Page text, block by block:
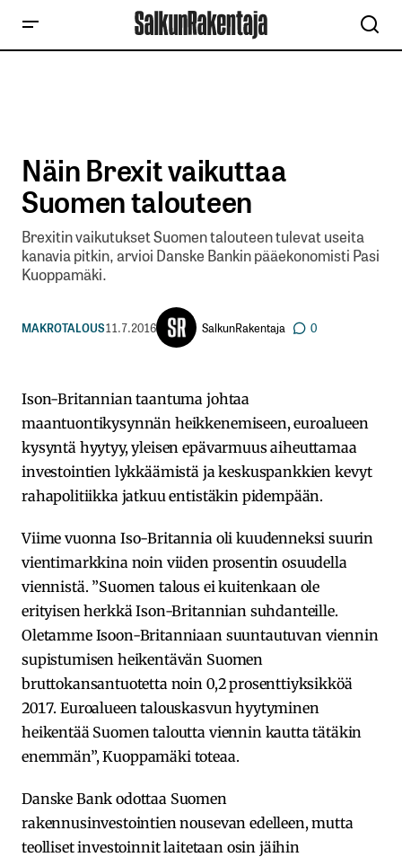
Näin Brexit vaikuttaa
Suomen talouteen
Brexitin vaikutukset Suomen talouteen tulevat useita
kanavia pitkin, arvioi Danske Bankin pääekonomisti Pasi
Kuoppamäki.
MAKROTALOUS11.7.2016 SalkunRakentaja 0
Ison-Britannian taantuma johtaa
maantuontikysynnän heikkenemiseen, euroalueen
kysyntä hyytyy, yleisen epävarmuus aiheuttamaa
investointien lykkäämistä ja keskuspankkien kevyt
rahapolitiikka jatkuu entistäkin pidempään.
Viime vuonna Iso-Britannia oli kuudenneksi suurin
vientimarkkina noin viiden prosentin osuudella
viennistä. ”Suomen talous ei kuitenkaan ole
erityisen herkkä Ison-Britannian suhdanteille.
Oletamme Isoon-Britanniaan suuntautuvan viennin
supistumisen heikentävän Suomen
bruttokansantuotetta noin 0,2 prosenttiyksikköä
2017. Euroalueen talouskasvun hyytyminen
heikentää Suomen taloutta viennin kautta tätäkin
enemmän”, Kuoppamäki toteaa.
Danske Bank odottaa Suomen
rakennusinvestointien nousevan edelleen, mutta
teolliset investoinnit laitetaan osin jäihin